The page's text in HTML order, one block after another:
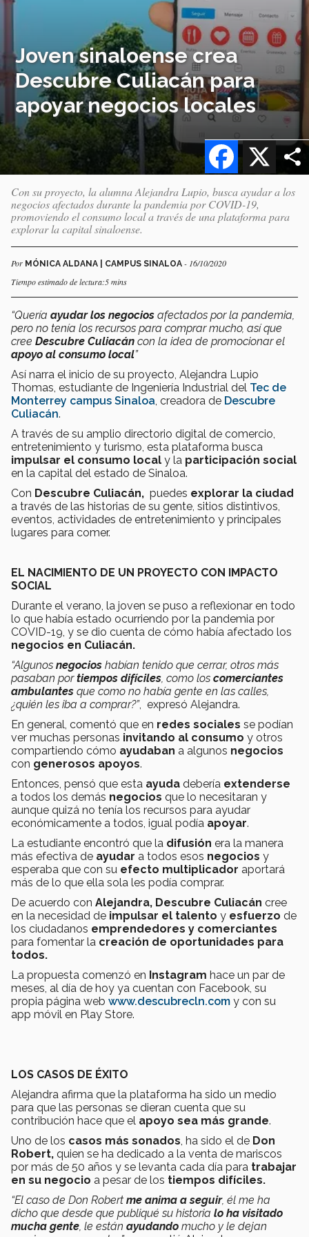
Joven sinaloense crea
Descubre Culiacán para
apoyar negocios locales
X
Facebook
Con su proyecto, la alumna Alejandra Lupio, busca ayudar a los
negocios afectados durante la pandemia por COVID-19,
promoviendo el consumo local a través de una plataforma para
explorar la capital sinaloense.
Por MÓNICA ALDANA | CAMPUS SINALOA - 16/10/2020
Tiempo estimado de lectura:5 mins
“Quería ayudar los negocios afectados por la pandemia,
pero no tenía los recursos para comprar mucho, así que
cree Descubre Culiacán con la idea de promocionar el
apoyo al consumo local”
Así narra el inicio de su proyecto, Alejandra Lupio
Thomas, estudiante de Ingeniería Industrial del Tec de
Monterrey campus Sinaloa , creadora de Descubre
Culiacán.
A través de su amplio directorio digital de comercio,
entretenimiento y turismo, esta plataforma busca
impulsar el consumo local y la participación social
en la capital del estado de Sinaloa.
Con Descubre Culiacán, puedes explorar la ciudad
a través de las historias de su gente, sitios distintivos,
eventos, actividades de entretenimiento y principales
lugares para comer.
EL NACIMIENTO DE UN PROYECTO CON IMPACTO
SOCIAL
Durante el verano, la joven se puso a reflexionar en todo
lo que había estado ocurriendo por la pandemia por
COVID-19, y se dio cuenta de cómo había afectado los
negocios en Culiacán.
“Algunos negocios habían tenido que cerrar, otros más
pasaban portiempos difíciles , como los comerciantes
ambulantes que como no había gente en las calles,
¿quién les iba a comprar?”, expresó Alejandra.
En general, comentó que en redes sociales se podían
ver muchas personas invitando al consumo y otros
compartiendo cómo ayudaban a algunos negocios
con generosos apoyos.
Entonces, pensó que esta ayuda debería extenderse
a todos los demás negocios que lo necesitaran y
aunque quizá no tenía los recursos para ayudar
económicamente a todos, igual podía apoyar.
La estudiante encontró que la difusión era la manera
más efectiva de ayudar a todos esos negocios y
esperaba que con su efecto multiplicador aportará
más de lo que ella sola les podía comprar.
De acuerdo con Alejandra, Descubre Culiacán cree
en la necesidad de impulsar el talento y esfuerzo de
los ciudadanos emprendedores y comerciantes
para fomentar la creación de oportunidades para
todos.
La propuesta comenzó en Instagram hace un par de
meses, al día de hoy ya cuentan con Facebook, su
propia página web www.descubrecln.com y con su
app móvil en Play Store.
LOS CASOS DE ÉXITO
Alejandra afirma que la plataforma ha sido un medio
para que las personas se dieran cuenta que su
contribución hace que el apoyo sea más grande.
Uno de los casos más sonados , ha sido el de Don
Robert, quien se ha dedicado a la venta de mariscos
por más de 50 años y se levanta cada día para trabajar
en su negocio a pesar de los tiempos difíciles.
“El caso de Don Robert me anima a seguir, él me ha
dicho que desde que publiqué su historia lo ha visitado
mucha gente , le están ayudando mucho y le dejan